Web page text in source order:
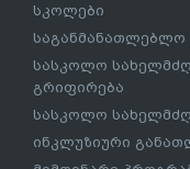
სკოლები
საგანმანათლებლო
სასკოლო
გრიფირება
სასკოლო
ინკლუზიური